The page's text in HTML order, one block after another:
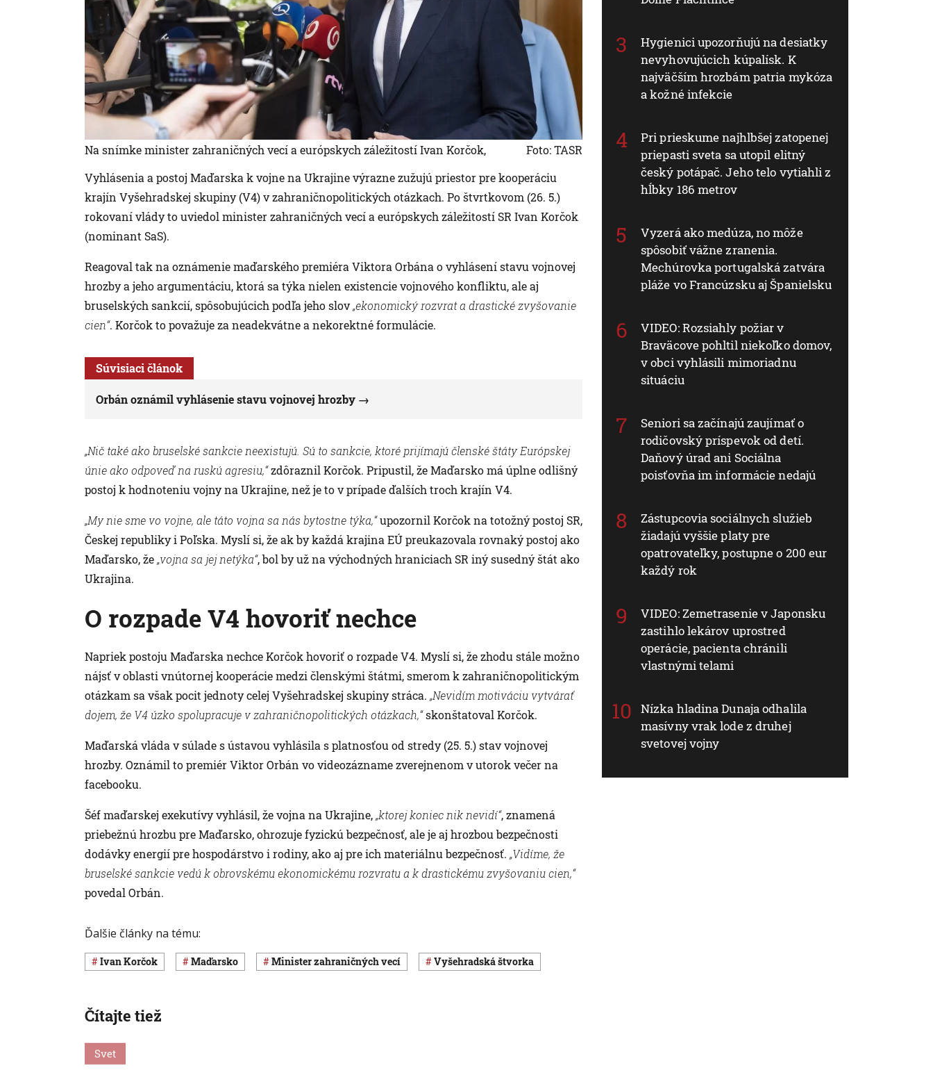
Na snímke minister zahraničných vecí a európskych záležitostí Ivan Korčok,
Foto: TASR
Vyhlásenia a postoj Maďarska k vojne na Ukrajine výrazne zužujú priestor pre kooperáciu
krajín Vyšehradskej skupiny (V4) v zahraničnopolitických otázkach. Po štvrtkovom (26. 5.)
rokovaní vlády to uviedol minister zahraničných vecí a európskych záležitostí SR Ivan Korčok
(nominant SaS).
Reagoval tak na oznámenie maďarského premiéra Viktora Orbána o vyhlásení stavu vojnovej
hrozby a jeho argumentáciu, ktorá sa týka nielen existencie vojnového konfliktu, ale aj
bruselských sankcií, spôsobujúcich podľa jeho slov„ekonomický rozvrat a drastické zvyšovanie
cien“. Korčok to považuje za neadekvátne a nekorektné formulácie.
Súvisiaci článok
Orbán oznámil vyhlásenie stavu vojnovej hrozby
„Nič také ako bruselské sankcie neexistujú. Sú to sankcie, ktoré prijímajú členské štáty Európskej
únie ako odpoveď na ruskú agresiu,“zdôraznil Korčok. Pripustil, že Maďarsko má úplne odlišný
postoj k hodnoteniu vojny na Ukrajine, než je to v prípade ďalších troch krajín V4.
„My nie sme vo vojne, ale táto vojna sa nás bytostne týka,“upozornil Korčok na totožný postoj SR,
Českej republiky i Poľska. Myslí si, že ak by každá krajina EÚ preukazovala rovnaký postoj ako
Maďarsko, že„vojna sa jej netýka“, bol by už na východných hraniciach SR iný susedný štát ako
Ukrajina.
O rozpade V4 hovoriť nechce
Napriek postoju Maďarska nechce Korčok hovoriť o rozpade V4. Myslí si, že zhodu stále možno
nájsť v oblasti vnútornej kooperácie medzi členskými štátmi, smerom k zahraničnopolitickým
otázkam sa však pocit jednoty celej Vyšehradskej skupiny stráca. „Nevidím motiváciu vytvárať
dojem, že V4 úzko spolupracuje v zahraničnopolitických otázkach,“skonštatoval Korčok.
Maďarská vláda v súlade s ústavou vyhlásila s platnosťou od stredy (25. 5.) stav vojnovej
hrozby. Oznámil to premiér Viktor Orbán vo videozázname zverejnenom v utorok večer na
facebooku.
Šéf maďarskej exekutívy vyhlásil, že vojna na Ukrajine,„ktorej koniec nik nevidí“, znamená
priebežnú hrozbu pre Maďarsko, ohrozuje fyzickú bezpečnosť, ale je aj hrozbou bezpečnosti
dodávky energií pre hospodárstvo i rodiny, ako aj pre ich materiálnu bezpečnosť. „Vidíme, že
bruselské sankcie vedú k obrovskému ekonomickému rozvratu a k drastickému zvyšovaniu cien,“
povedal Orbán.
Ďalšie články na tému:
Ivan Korčok Maďarsko minister zahraničných vecí Vyšehradská štvorka
Hygienici upozorňujú na desiatky
nevyhovujúcich kúpalísk. K
najväčším hrozbám patria mykóza
a kožné infekcie
Pri prieskume najhlbšej zatopenej
priepasti sveta sa utopil elitný
český potápač. Jeho telo vytiahli z
hĺbky 186 metrov
Vyzerá ako medúza, no môže
spôsobiť vážne zranenia.
Mechúrovka portugalská zatvára
pláže vo Francúzsku aj Španielsku
VIDEO: Rozsiahly požiar v
Braväcove pohltil niekoľko domov,
v obci vyhlásili mimoriadnu
situáciu
Seniori sa začínajú zaujímať o
rodičovský príspevok od detí.
Daňový úrad ani Sociálna
poisťovňa im informácie nedajú
Zástupcovia sociálnych služieb
žiadajú vyššie platy pre
opatrovateľky, postupne o 200 eur
každý rok
VIDEO: Zemetrasenie v Japonsku
zastihlo lekárov uprostred
operácie, pacienta chránili
vlastnými telami
Nízka hladina Dunaja odhalila
masívny vrak lode z druhej
svetovej vojny
Čítajte tiež
Svet